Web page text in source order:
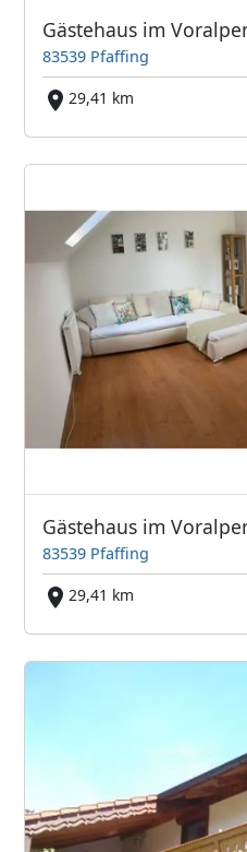
Gästehaus im
83539 Pfaffing
29,41 km
Gästehaus im
83539 Pfaffing
29,41 km